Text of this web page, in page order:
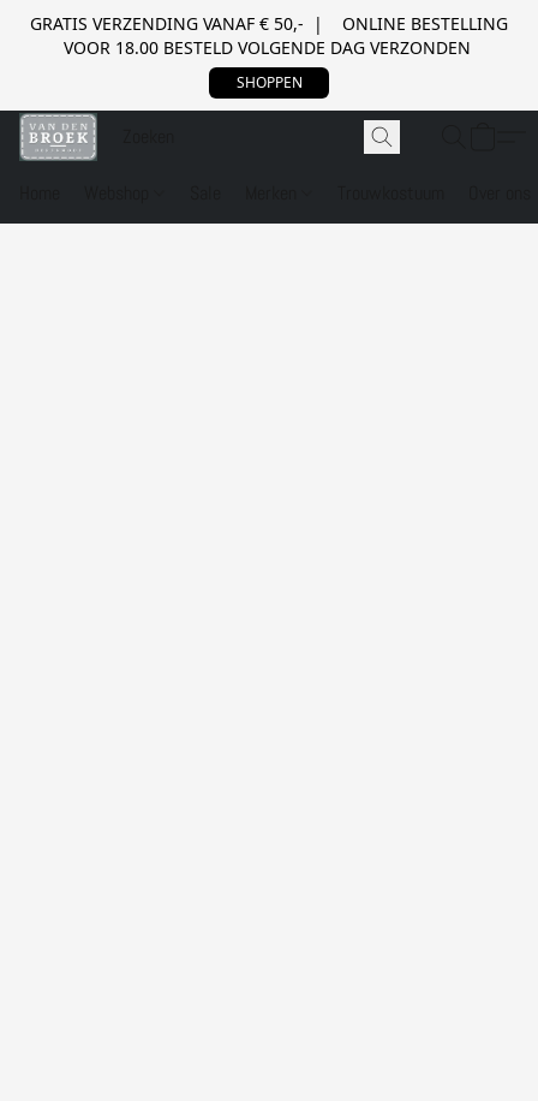
GRATIS VERZENDING VANAF € 50,- | ONLINE BESTELLING
VOOR 18.00 BESTELD VOLGENDE DAG VERZONDEN
SHOPPEN